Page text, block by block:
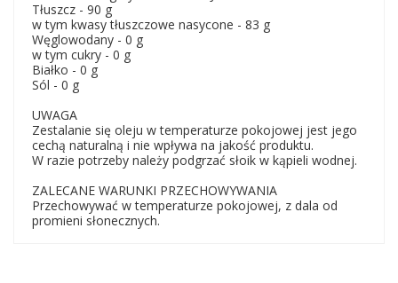
Tłuszcz - 90 g
w tym kwasy tłuszczowe nasycone - 83 g
Węglowodany - 0 g
w tym cukry - 0 g
Białko - 0 g
Sól - 0 g
UWAGA
Zestalanie się oleju w temperaturze pokojowej jest jego
cechą naturalną i nie wpływa na jakość produktu.
W razie potrzeby należy podgrzać słoik w kąpieli wodnej.
ZALECANE WARUNKI PRZECHOWYWANIA
Przechowywać w temperaturze pokojowej, z dala od
promieni słonecznych.